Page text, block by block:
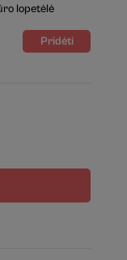
lopetėlė